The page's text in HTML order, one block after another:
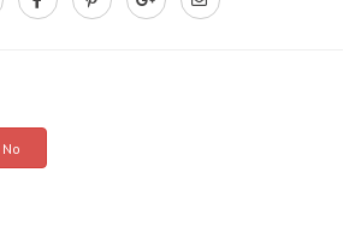
No